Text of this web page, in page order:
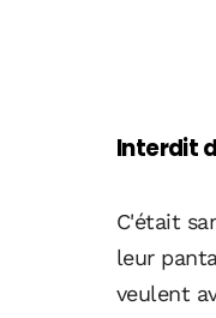
Interdit
C'était
leur
veulent